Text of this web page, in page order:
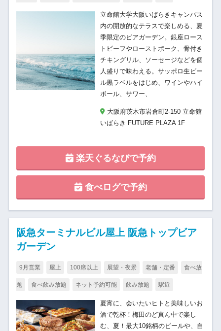
立命館大学大阪いばらきキャンパス
内の開放的なテラスで楽しめる、夏
季限定のビアガーデン。銀座ロース
トビーフやローストポーク、骨付き
チキングリル、ソーセージなどを個
人盛りで味わえる。サッポロ生ビー
ル黒ラベルをはじめ、ワインやハイ
ボール、サワー、
大阪府茨木市岩倉町2-150 立命館
いばらき FUTURE PLAZA 1F
楽天ぐるなびで予約
食べログで予約
阪急ターミナルビル屋上 阪急トップビア
ガーデン
9月営業 屋上 100席以上 展望・夜景 老舗・定番 食べ放
題 食べ飲み放題 ネット予約可能 飲み放題 駅近
夏宵に、会いたいヒトと美味しいお
酒で乾杯！梅田のど真ん中で楽し
む、夏！最大10銘柄のビールや、自